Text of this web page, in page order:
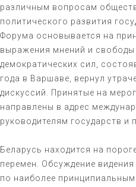
различным вопросам
политического развития
Форума основывается на
выражения мнений и
демократических сил,
года в Варшаве, вернул
дискуссий. Принятые на
направлены в адрес
руководителям государств и
Беларусь находится на
перемен. Обсуждение
по наиболее